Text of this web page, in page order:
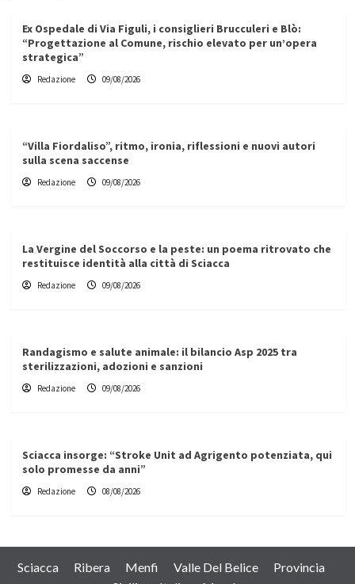
Ex Ospedale di Via Figuli, i consiglieri Brucculeri e Blò:
“Progettazione al Comune, rischio elevato per un’opera
strategica”
Redazione 09/08/2026
“Villa Fiordaliso”, ritmo, ironia, riflessioni e nuovi autori
sulla scena saccense
Redazione 09/08/2026
La Vergine del Soccorso e la peste: un poema ritrovato che
restituisce identità alla città di Sciacca
Redazione 09/08/2026
Randagismo e salute animale: il bilancio Asp 2025 tra
sterilizzazioni, adozioni e sanzioni
Redazione 09/08/2026
Sciacca insorge: “Stroke Unit ad Agrigento potenziata, qui
solo promesse da anni”
Redazione 08/08/2026
Sciacca Ribera Menfi Valle Del Belice
Provincia